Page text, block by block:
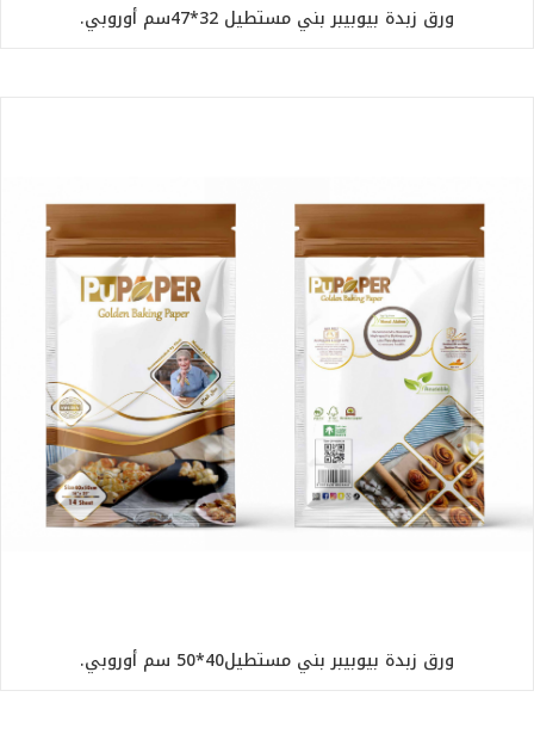
ورق زبدة بيوبيبر بني مستطيل 32*47سم أوروبي.
ورق زبدة بيوبيبر بني مستطيل40*50 سم أوروبي.